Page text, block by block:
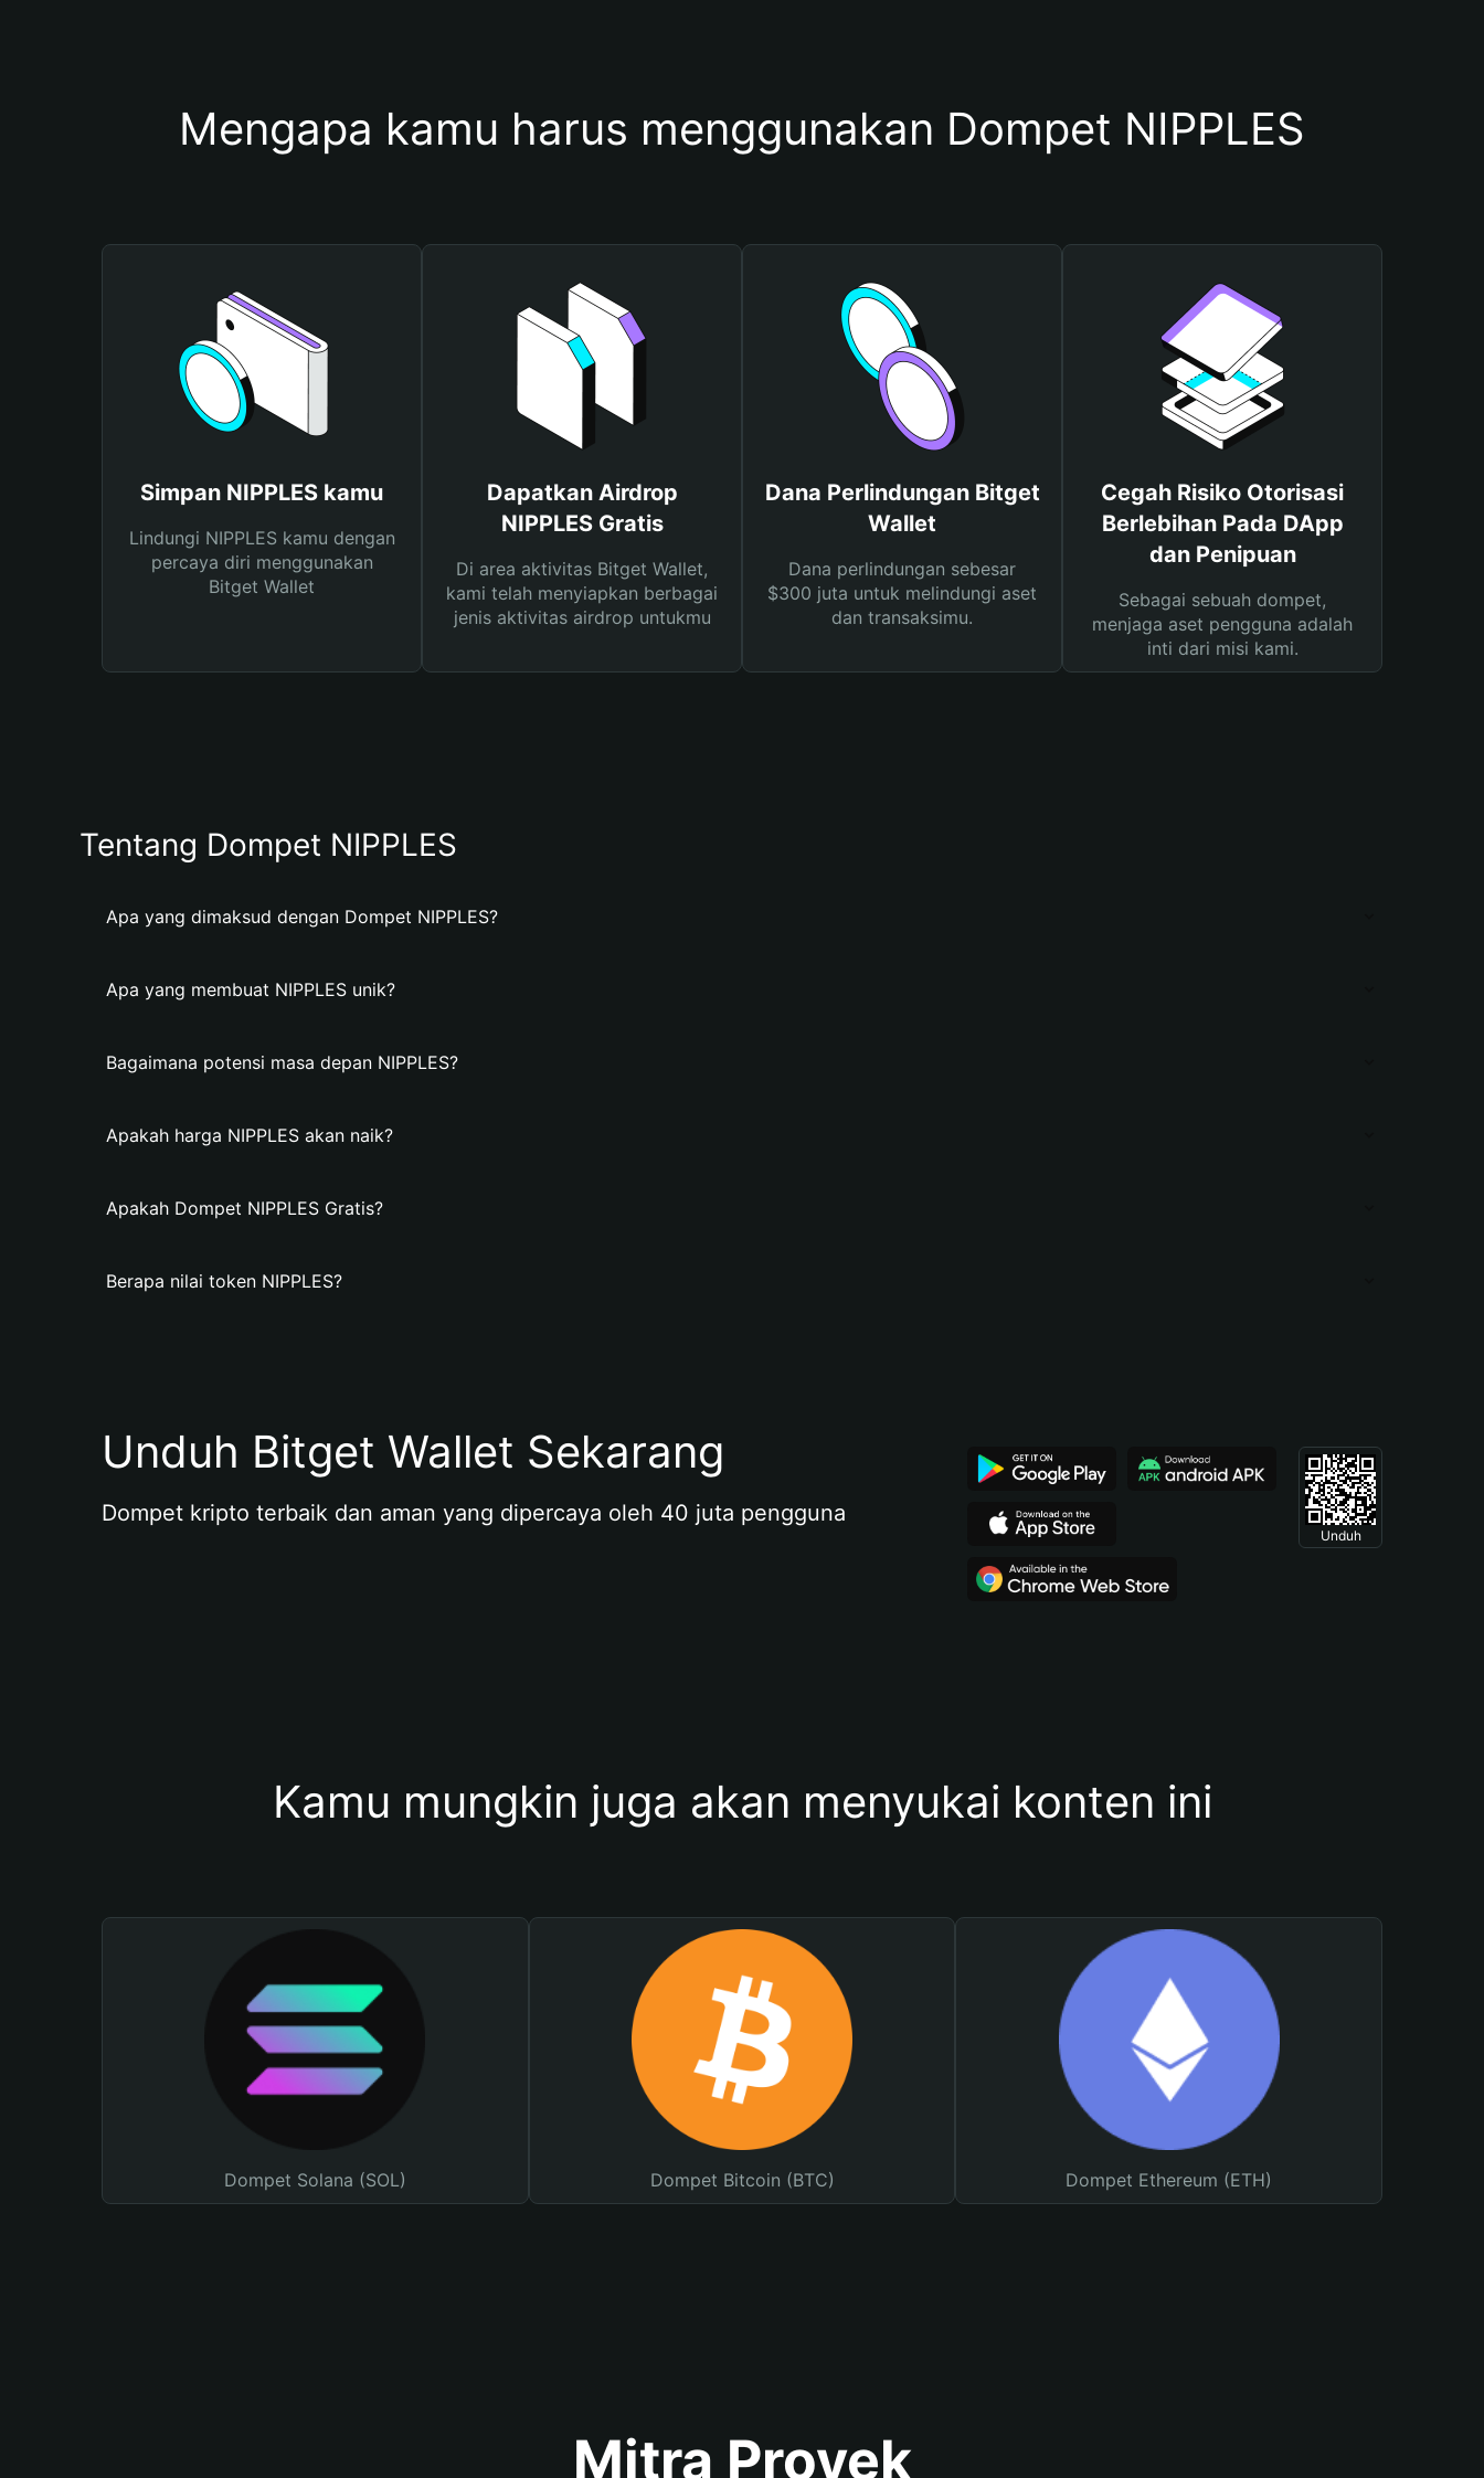
Mengapa kamu harus menggunakan Dompet NIPPLES
Simpan NIPPLES kamu
Lindungi NIPPLES kamu dengan
percaya diri menggunakan
Bitget Wallet
Dapatkan Airdrop
NIPPLES Gratis
Di area aktivitas Bitget Wallet,
kami telah menyiapkan berbagai
jenis aktivitas airdrop untukmu
Dana Perlindungan Bitget
Wallet
Dana perlindungan sebesar
$300 juta untuk melindungi aset
dan transaksimu.
Cegah Risiko Otorisasi
Berlebihan Pada DApp
dan Penipuan
Sebagai sebuah dompet,
menjaga aset pengguna adalah
inti dari misi kami.
Tentang Dompet NIPPLES
Apa yang dimaksud dengan Dompet NIPPLES?
Apa yang membuat NIPPLES unik?
Bagaimana potensi masa depan NIPPLES?
Apakah harga NIPPLES akan naik?
Apakah Dompet NIPPLES Gratis?
Berapa nilai token NIPPLES?
Unduh Bitget Wallet Sekarang
Dompet kripto terbaik dan aman yang dipercaya oleh 40 juta pengguna
Unduh
Kamu mungkin juga akan menyukai konten ini
Dompet Solana (SOL) Dompet Bitcoin (BTC) Dompet Ethereum (ETH)
Mitra Proyek